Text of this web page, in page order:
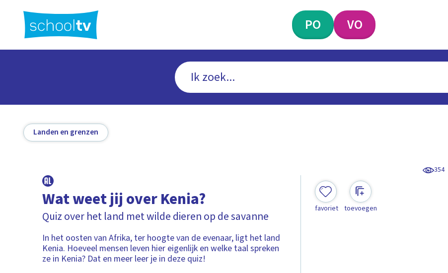
hoofdinhoud
PO VO
Landen en grenzen
354
Wat weet jij over Kenia?
Quiz over het land met wilde dieren op de savanne
In het oosten van Afrika, ter hoogte van de evenaar, ligt het land
Kenia. Hoeveel mensen leven hier eigenlijk en welke taal spreken
ze in Kenia? Dat en meer leer je in deze quiz!
favoriet toevoegen